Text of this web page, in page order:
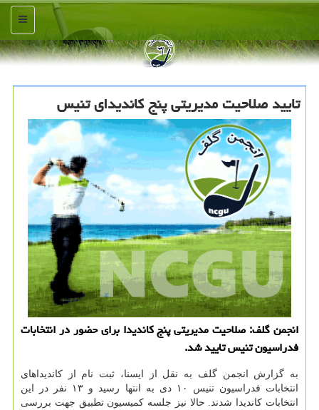
منو
تایید صلاحیت مدیریتی پنج كاندیدای تنیس
انجمن گلف: صلاحیت مدیریتی پنج كاندیدا برای حضور در انتخابات
فدراسیون تنیس تایید شد.
به گزارش انجمن گلف به نقل از ایسنا، ثبت نام از كاندیداهای
انتخابات فدراسیون تنیس ۱۰ دی به انتها رسید و ۱۳ نفر در این
انتخابات كاندیدا شدند. حالا نیز جلسه كمیسیون تطبیق جهت بررسی